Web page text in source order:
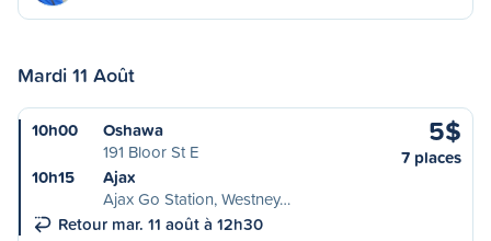
Mardi 11 Août
10h00
Oshawa
191 Bloor St E
10h15
Ajax
Ajax Go Station, Westney…
Retour mar. 11 août à 12h30
5$
7 places